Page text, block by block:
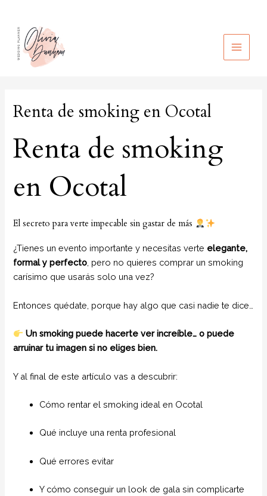
contenido
MAIN
Renta de smoking en Ocotal
Renta de smoking
en Ocotal
El secreto para verte impecable sin gastar de más
¿Tienes un evento importante y necesitas verte elegante,
formal y perfecto, pero no quieres comprar un smoking
carísimo que usarás solo una vez?
Entonces quédate, porque hay algo que casi nadie te dice…
Un smoking puede hacerte ver increíble… o puede
arruinar tu imagen si no eliges bien.
Y al final de este artículo vas a descubrir:
Cómo rentar el smoking ideal en Ocotal
Qué incluye una renta profesional
Qué errores evitar
Y cómo conseguir un look de gala sin complicarte